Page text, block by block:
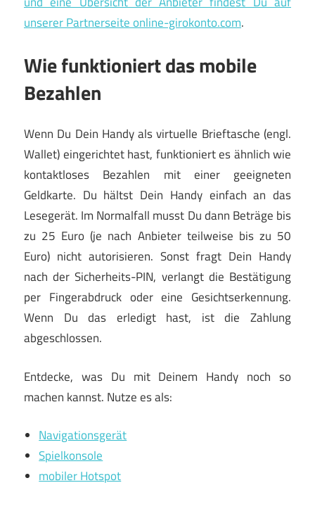
unserer Partnerseite online-girokonto.com.
Wie funktioniert das mobile
Bezahlen
Wenn Du Dein Handy als virtuelle Brieftasche (engl.
Wallet) eingerichtet hast, funktioniert es ähnlich wie
kontaktloses Bezahlen mit einer geeigneten
Geldkarte. Du hältst Dein Handy einfach an das
Lesegerät. Im Normalfall musst Du dann Beträge bis
zu 25 Euro (je nach Anbieter teilweise bis zu 50
Euro) nicht autorisieren. Sonst fragt Dein Handy
nach der Sicherheits-PIN, verlangt die Bestätigung
per Fingerabdruck oder eine Gesichtserkennung.
Wenn Du das erledigt hast, ist die Zahlung
abgeschlossen.
Entdecke, was Du mit Deinem Handy noch so
machen kannst. Nutze es als:
Navigationsgerät
Spielkonsole
mobiler Hotspot